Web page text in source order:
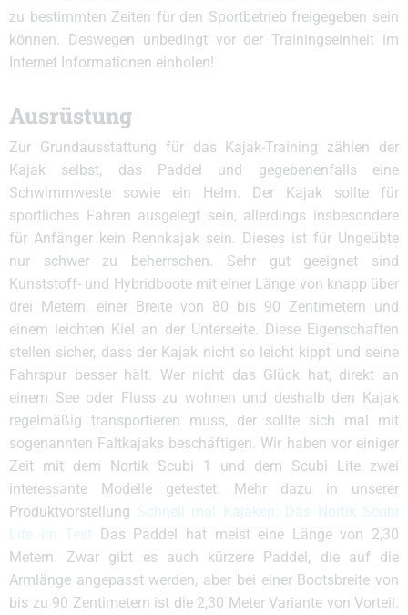
zu bestimmten Zeiten für den Sportbetrieb freigegeben sein
können. Deswegen unbedingt vor der Trainingseinheit im
Internet Informationen einholen!
Ausrüstung
Zur Grundausstattung für das Kajak-Training zählen der
Kajak selbst, das Paddel und gegebenenfalls eine
Schwimmweste sowie ein Helm. Der Kajak sollte für
sportliches Fahren ausgelegt sein, allerdings insbesondere
für Anfänger kein Rennkajak sein. Dieses ist für Ungeübte
nur schwer zu beherrschen. Sehr gut geeignet sind
Kunststoff- und Hybridboote mit einer Länge von knapp über
drei Metern, einer Breite von 80 bis 90 Zentimetern und
einem leichten Kiel an der Unterseite. Diese Eigenschaften
stellen sicher, dass der Kajak nicht so leicht kippt und seine
Fahrspur besser hält. Wer nicht das Glück hat, direkt an
einem See oder Fluss zu wohnen und deshalb den Kajak
regelmäßig transportieren muss, der sollte sich mal mit
sogenannten Faltkajaks beschäftigen. Wir haben vor einiger
Zeit mit dem Nortik Scubi 1 und dem Scubi Lite zwei
interessante Modelle getestet. Mehr dazu in unserer
Produktvorstellung Schnell mal Kajaken: Das Nortik Scubi
Lite im Test Das Paddel hat meist eine Länge von 2,30
Metern. Zwar gibt es auch kürzere Paddel, die auf die
Armlänge angepasst werden, aber bei einer Bootsbreite von
bis zu 90 Zentimetern ist die 2,30 Meter Variante von Vorteil.